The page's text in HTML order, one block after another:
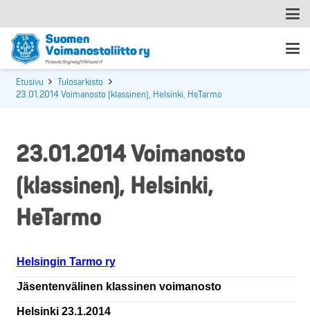
Etusivu
Tulosarkisto
23.01.2014 Voimanosto (klassinen), Helsinki, HeTarmo
23.01.2014 Voimanosto
(klassinen), Helsinki,
HeTarmo
Helsingin Tarmo ry
Jäsentenvälinen klassinen voimanosto
Helsinki 23.1.2014